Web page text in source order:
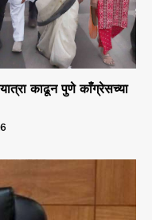
यात्रा काढून पुणे काँग्रेसच्या